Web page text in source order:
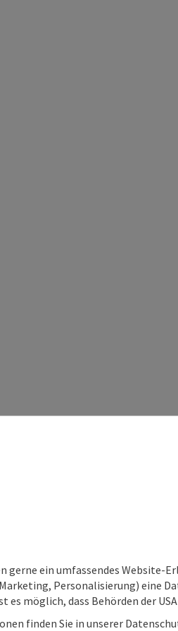
gerne ein umfassendes Website-
Personalisierung) eine
es möglich, dass Behörden der
finden Sie in unserer